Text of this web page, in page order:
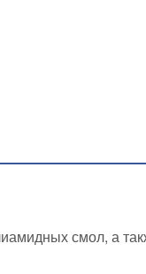
смол, а